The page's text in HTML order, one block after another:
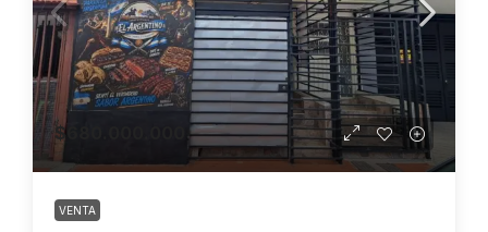
$680.000.000
VENTA